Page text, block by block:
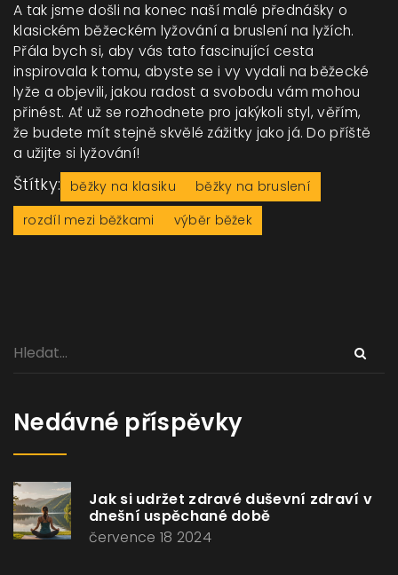
A tak jsme došli na konec naší malé přednášky o
klasickém běžeckém lyžování a bruslení na lyžích.
Přála bych si, aby vás tato fascinující cesta
inspirovala k tomu, abyste se i vy vydali na běžecké
lyže a objevili, jakou radost a svobodu vám mohou
přinést. Ať už se rozhodnete pro jakýkoli styl, věřím,
že budete mít stejně skvělé zážitky jako já. Do příště
a užijte si lyžování!
Štítky: běžky na klasiku
běžky na bruslení
rozdíl mezi běžkami
výběr běžek
Nedávné příspěvky
Jak si udržet zdravé duševní zdraví v
dnešní uspěchané době
července 18 2024